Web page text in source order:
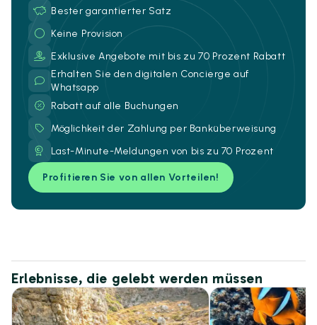
Bester garantierter Satz
Keine Provision
Exklusive Angebote mit bis zu 70 Prozent Rabatt
Erhalten Sie den digitalen Concierge auf
Whatsapp
Rabatt auf alle Buchungen
Möglichkeit der Zahlung per Banküberweisung
Last-Minute-Meldungen von bis zu 70 Prozent
Profitieren Sie von allen Vorteilen!
Erlebnisse, die gelebt werden müssen